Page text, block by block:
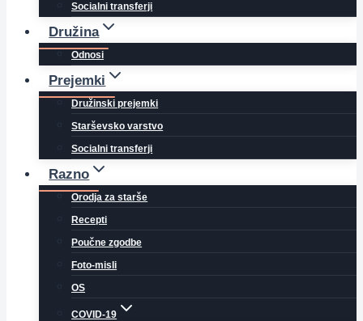
Socialni transferji
Družina
Odnosi
Prejemki
Družinski prejemki
Starševsko varstvo
Socialni transferji
Razno
Orodja za starše
Recepti
Poučne zgodbe
Foto-misli
OS
COVID-19